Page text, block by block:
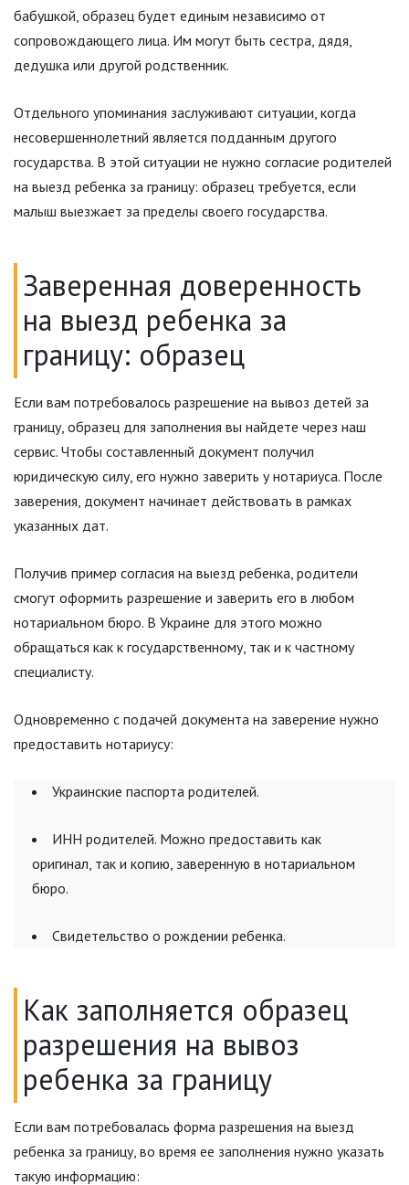
бабушкой, образец будет единым независимо от
сопровождающего лица. Им могут быть сестра, дядя,
дедушка или другой родственник.
Отдельного упоминания заслуживают ситуации, когда
несовершеннолетний является подданным другого
государства. В этой ситуации не нужно согласие родителей
на выезд ребенка за границу: образец требуется, если
малыш выезжает за пределы своего государства.
Заверенная доверенность
на выезд ребенка за
границу: образец
Если вам потребовалось разрешение на вывоз детей за
границу, образец для заполнения вы найдете через наш
сервис. Чтобы составленный документ получил
юридическую силу, его нужно заверить у нотариуса. После
заверения, документ начинает действовать в рамках
указанных дат.
Получив пример согласия на выезд ребенка, родители
смогут оформить разрешение и заверить его в любом
нотариальном бюро. В Украине для этого можно
обращаться как к государственному, так и к частному
специалисту.
Одновременно с подачей документа на заверение нужно
предоставить нотариусу:
Украинские паспорта родителей.
ИНН родителей. Можно предоставить как
оригинал, так и копию, заверенную в нотариальном
бюро.
Свидетельство о рождении ребенка.
Как заполняется образец
разрешения на вывоз
ребенка за границу
Если вам потребовалась форма разрешения на выезд
ребенка за границу, во время ее заполнения нужно указать
такую информацию: